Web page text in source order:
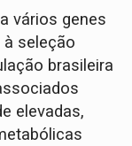
vários genes
seleção
brasileira
elevadas,